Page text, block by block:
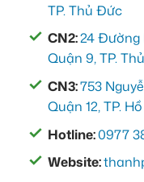
TP. Thủ Đức
CN2:24 Đường
Quận 9, TP.
CN3:753
Quận 12, TP.
Hotline:0977
Website: